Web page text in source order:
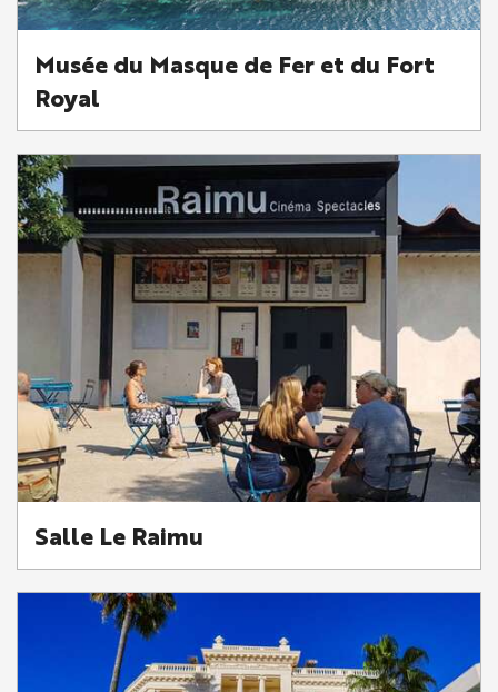
Musée du Masque de Fer et du Fort
Royal
Salle Le Raimu